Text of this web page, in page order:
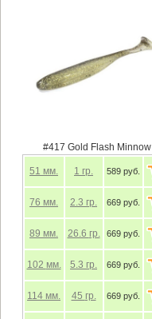
#417 Gold Flash Minnow
51 мм. 1 гр. 589 руб.
76 мм. 2.3 гр. 669 руб.
89 мм. 26.6 гр. 669 руб.
102 мм. 5.3 гр. 669 руб.
114 мм. 45 гр. 669 руб.